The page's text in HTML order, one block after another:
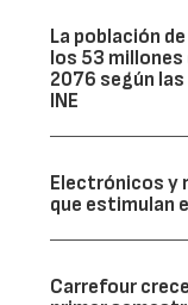
La población
los 53 millones
2076 según
INE
Electrónicos y
que estimulan
Carrefour